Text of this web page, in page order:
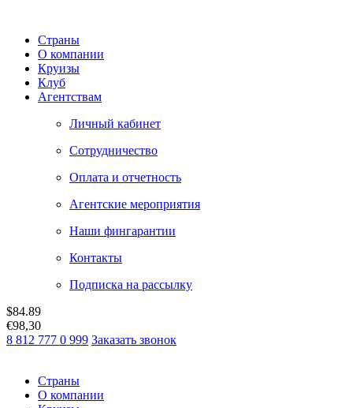
Страны
О компании
Круизы
Клуб
Агентствам
Личный кабинет
Сотрудничество
Оплата и отчетность
Агентские мероприятия
Наши фингарантии
Контакты
Подписка на рассылку
$84.89
€98,30
8 812 777 0 999 Заказать звонок
Страны
О компании